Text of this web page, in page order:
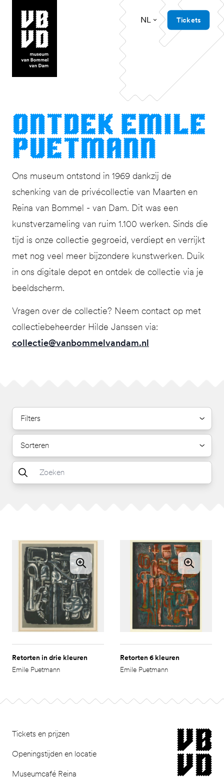
museum van Bommel van Dam
NL Tickets
Ont­dek Emile
Puetmann
Ons museum ontstond in 1969 dankzij de
schenking van de privécollectie van Maarten en
Reina van Bommel - van Dam. Dit was een
kunstverzameling van ruim 1.100 werken. Sinds die
tijd is onze collectie gegroeid, verdiept en verrijkt
met nog veel meer bijzondere kunstwerken. Duik
in ons digitale depot en ontdek de collectie via je
beeldscherm.
Vragen over de collectie? Neem contact op met
collectiebeheerder Hilde Janssen via:
collectie@vanbommelvandam.nl
Filters
Sorteren
Retorten in drie kleuren
Emile Puetmann
Retorten 6 kleuren
Emile Puetmann
Tickets en prijzen
Openingstijden en locatie
Museumcafé Reina
museum van